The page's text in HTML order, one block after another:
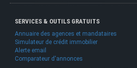
SERVICES & OUTILS GRATUITS
Annuaire des agences et mandataires
Simulateur de crédit immobilier
Alerte email
Comparateur d'annonces